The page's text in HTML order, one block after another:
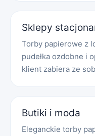
Sklepy
Torby papierowe z
pudełka ozdobne i
klient zabiera ze
Butiki i moda
Eleganckie torby